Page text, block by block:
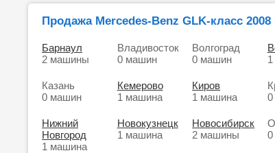
Продажа Mercedes-Benz GLK-класс
Барнаул
2 машины
Владивосток
0 машин
Волгоград
0 машин
Казань
0 машин
Кемерово
1 машина
Киров
1 машина
Нижний
Новгород
1 машина
Новокузнецк
1 машина
Новосибирск
2 машины